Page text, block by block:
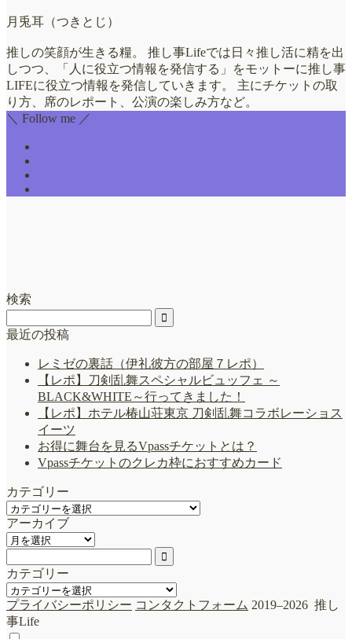
月兎耳（つきとじ）
推しの笑顔が生きる糧。 推し事Lifeでは日々推し活に精を出
しつつ、「人に役立つ情報を発信する」をモットーに推し事
LIFEに役立つ情報を発信していきます。 主にチケットの取
り方、席のレポート、公演の楽しみ方など。
＼ Follow me ／
検索
最近の投稿
レミゼの裏話（伊礼彼方の部屋７レポ）
【レポ】刀剣乱舞スペシャルビュッフェ ～
BLACK&WHITE～行ってきました！
【レポ】ホテル椿山荘東京 刀剣乱舞コラボレーショス
イーツ
お得に舞台を見るVpassチケットとは？
Vpassチケットのクレカ枠におすすめカード
カテゴリー
カ
テ
ゴ
ー
アーカイブ
ア
カ
イ
ブ
カテゴリー
カ
テ
ゴ
プライバシーポリシー コンタクトフォーム 2019–2026 推し
事Life